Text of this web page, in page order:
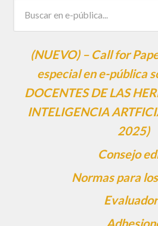
(NUEVO) – Call for
especial en e-pública
DOCENTES DE LAS
INTELIGENCIA
2025)
Consejo
Normas para